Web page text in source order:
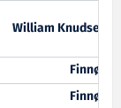
William Knudsen
Finnøy
Finnøy